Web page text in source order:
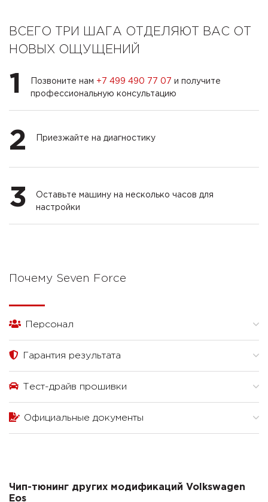
ВСЕГО ТРИ ШАГА ОТДЕЛЯЮТ ВАС ОТ
НОВЫХ ОЩУЩЕНИЙ
1 Позвоните нам +7 499 490 77 07 и получите
профессиональную консультацию
2 Приезжайте на диагностику
3
Оставьте машину на несколько часов для
настройки
Почему Seven Force
Персонал
Гарантия результата
Тест-драйв прошивки
Официальные документы
Чип-тюнинг других модификаций Volkswagen
Eos